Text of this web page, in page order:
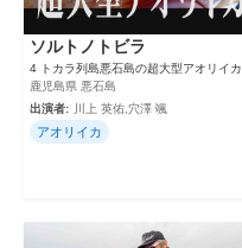
ソルトノトビラ
4 トカラ列島悪石島の超大型アオリイカ
鹿児島県 悪石島
出演者:
川上 英佑,穴澤 颯
アオリイカ